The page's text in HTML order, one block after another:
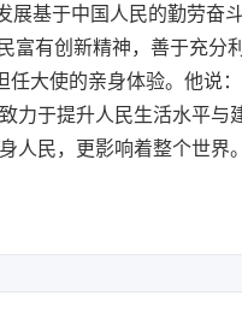
展基于中国人民的勤劳奋
富有创新精神，善于充分
大使的亲身体验。他说：
力于提升人民生活水平与
人民，更影响着整个世界